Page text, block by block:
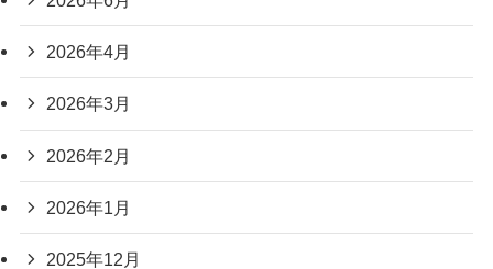
2026年4月
2026年3月
2026年2月
2026年1月
2025年12月